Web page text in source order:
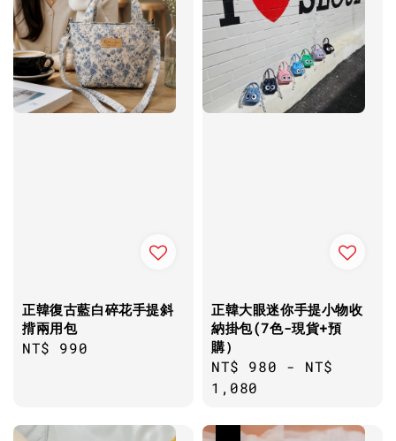
正韓復古藍白碎花手提斜
揹兩用包
Regular
NT$ 990
正韓大眼迷你手提小物收
納掛包(7色-現貨+預
購）
Regular
price
NT$ 980 - NT$
1,080